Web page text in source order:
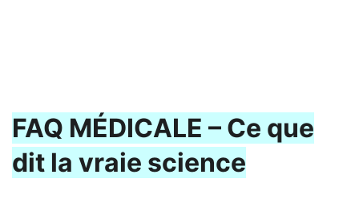
FAQ MÉDICALE – Ce que
dit la vraie science